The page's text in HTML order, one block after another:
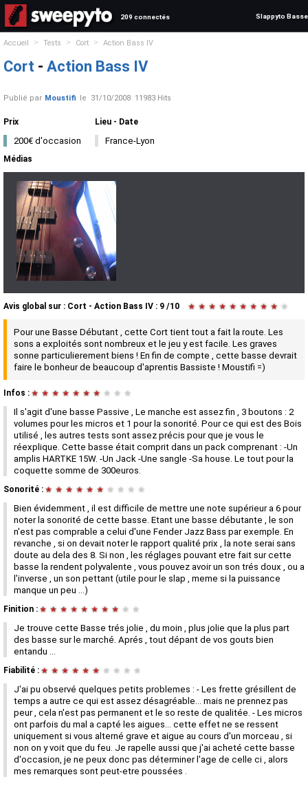
209 connectés Slappyto Basse
Accueil > Tests > Cort > Action Bass IV
Cort - Action Bass IV
Publié par Moustifi le 31/10/2008 11983 Hits
Prix
200€ d'occasion
Lieu - Date
France-Lyon
Médias
Avis global sur : Cort - Action Bass IV : 9 /10 ★ ★ ★ ★ ★ ★ ★ ★ ★ ★
Pour une Basse Débutant , cette Cort tient tout a fait la route. Les
sons a exploités sont nombreux et le jeu y est facile. Les graves
sonne particulierement biens ! En fin de compte , cette basse devrait
faire le bonheur de beaucoup d'aprentis Bassiste ! Moustifi =)
Infos : ★ ★ ★ ★ ★ ★ ★ ★ ★ ★
Il s'agit d'une basse Passive , Le manche est assez fin , 3 boutons : 2
volumes pour les micros et 1 pour la sonorité. Pour ce qui est des Bois
utilisé , les autres tests sont assez précis pour que je vous le
réexplique. Cette basse était comprit dans un pack comprenant : -Un
amplis HARTKE 15W. -Un Jack -Une sangle -Sa house. Le tout pour la
coquette somme de 300euros.
Sonorité : ★ ★ ★ ★ ★ ★ ★ ★ ★ ★
Bien évidemment , il est difficile de mettre une note supérieur a 6 pour
noter la sonorité de cette basse. Etant une basse débutante , le son
n'est pas comprable a celui d'une Fender Jazz Bass par exemple. En
revanche , si on devait noter le rapport qualité prix , la note serai sans
doute au dela des 8. Si non , les réglages pouvant etre fait sur cette
basse la rendent polyvalente , vous pouvez avoir un son trés doux , ou a
l'inverse , un son pettant (utile pour le slap , meme si la puissance
manque un peu ...)
Finition : ★ ★ ★ ★ ★ ★ ★ ★ ★ ★
Je trouve cette Basse trés jolie , du moin , plus jolie que la plus part
des basse sur le marché. Aprés , tout dépant de vos gouts bien
entandu ...
Fiabilité : ★ ★ ★ ★ ★ ★ ★ ★ ★ ★
J'ai pu observé quelques petits problemes : - Les frette grésillent de
temps a autre ce qui est assez désagréable... mais ne prennez pas
peur , cela n'est pas permanent et le so reste de qualitée. - Les micros
ont parfois du mal a capté les aigues... cette effet ne se ressent
uniquement si vous alterné grave et aigue au cours d'un morceau , si
non on y voit que du feu. Je rapelle aussi que j'ai acheté cette basse
d'occasion, je ne peux donc pas déterminer l'age de celle ci , alors
mes remarques sont peut-etre poussées .